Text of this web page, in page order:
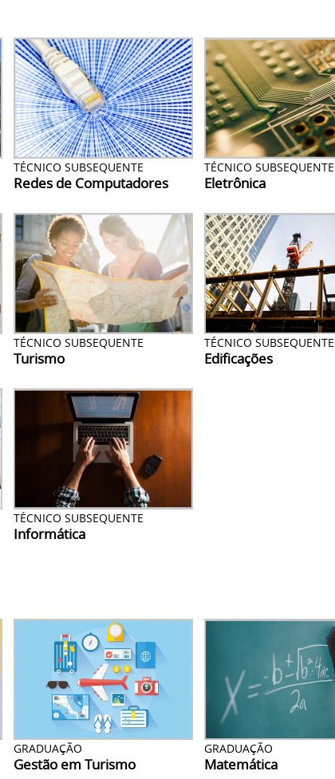
TÉCNICO SUBSEQUENTE
Redes de Computadores
TÉCNICO SUBSEQUENTE
Eletrônica
TÉCNICO SUBSEQUENTE
Turismo
TÉCNICO SUBSEQUENTE
Edificações
TÉCNICO SUBSEQUENTE
Informática
GRADUAÇÃO
Gestão em Turismo
GRADUAÇÃO
Matemática